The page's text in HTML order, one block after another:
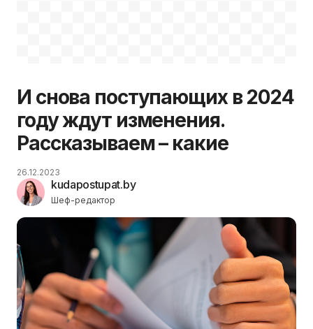
И снова поступающих в 2024
году ждут изменения.
Рассказываем – какие
kudapostupat.by
Шеф-редактор
26.12.2023